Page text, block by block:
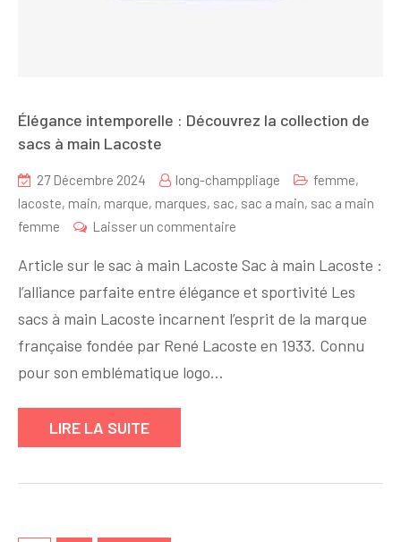
Élégance intemporelle : Découvrez la collection de
sacs à main Lacoste
27 Décembre 2024 long-champpliage femme,
lacoste, main, marque, marques, sac, sac a main, sac a main
femme
Laisser un commentaire
intemporelle
:
Découvrez
la
Lacoste
Article sur le sac à main Lacoste Sac à main Lacoste :
l’alliance parfaite entre élégance et sportivité Les
sacs à main Lacoste incarnent l’esprit de la marque
française fondée par René Lacoste en 1933. Connu
pour son emblématique logo…
LIRE LA SUITE